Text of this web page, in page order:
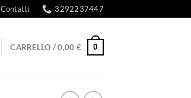
Contatti 3292237447
CARRELLO /0,00 € 0